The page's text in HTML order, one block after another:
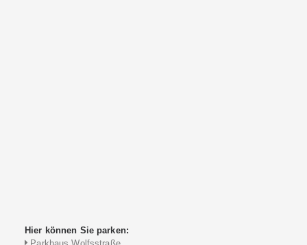
Hier können Sie parken: